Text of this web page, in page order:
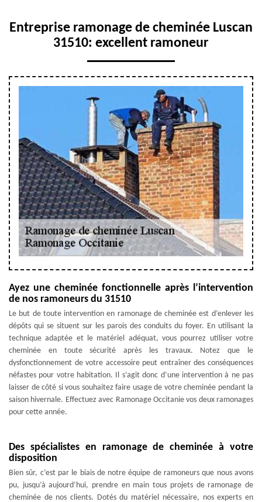
Entreprise ramonage de cheminée Luscan
31510: excellent ramoneur
Ayez une cheminée fonctionnelle après l’intervention
de nos ramoneurs du 31510
Le but de toute intervention en ramonage de cheminée est d’enlever les
dépôts qui se situent sur les parois des conduits du foyer. En utilisant la
technique adaptée et le matériel adéquat, vous pourrez utiliser votre
cheminée en toute sécurité après les travaux. Notez que le
dysfonctionnement de votre accessoire peut entraîner des conséquences
néfastes pour votre habitation. Il s’agit donc d’une intervention à ne pas
laisser de côté si vous souhaitez faire usage de votre cheminée pendant la
saison hivernale. Effectuez avec Ramonage Occitanie vos deux ramonages
pour cette année.
Des spécialistes en ramonage de cheminée à votre
disposition
Bien sûr, c’est par le biais de notre équipe de ramoneurs que nous avons
pu, jusqu’à aujourd’hui, prendre en main tous projets de ramonage de
cheminée de nos clients. Dotés du matériel nécessaire, nos experts en